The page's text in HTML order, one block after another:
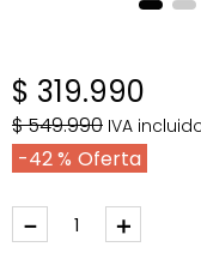
$ 319.990
$549.990 IVA
42 %
＋
－